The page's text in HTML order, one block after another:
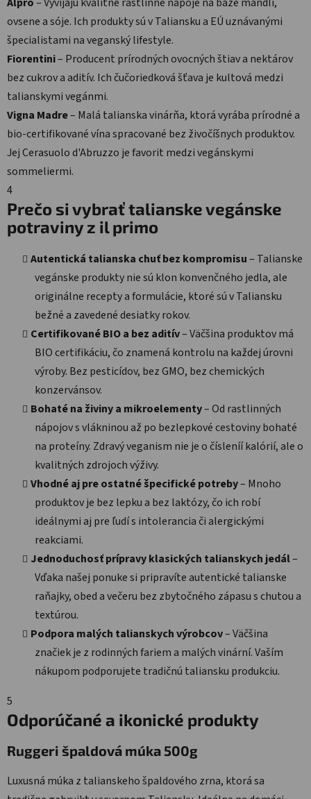
ovsene a sóje. Ich produkty sú v Taliansku a EÚ uznávanými
špecialis­tami na veganský lifestyle.
Fiorentini– Producent prírodných ovocných štiav a nektárov
bez cukrov a aditív. Ich čučoriedková šťava je kultová medzi
talianskymi vegánmi.
Vigna Madre– Malá talianska vinárňa, ktorá vyrába prírodné a
bio-certifikované vína spracované bez živočíšnych produktov.
Jej Cerasuolo d'Abruzzo je favorit medzi vegánskymi
sommeliermi.
4
Prečo si vybrať talianske vegánske
potraviny z il primo
Autentická talianska chuť bez kompromisu– Talianske
vegánske produkty nie sú klon konvenčného jedla, ale
originálne recepty a formulácie, ktoré sú v Taliansku
bežné a zavedené desiatky rokov.
Certifikované BIO a bez aditív– Väčšina produktov má
BIO certifikáciu, čo znamená kontrolu na každej úrovni
výroby. Bez pesticídov, bez GMO, bez chemických
konzervánsov.
Bohaté na živiny a mikroelementy– Od rastlinných
nápojov s vlákninou až po bezlepkové cestoviny bohaté
na proteíny. Zdravý veganism nie je o čísleníí kalórií, ale o
kvalitných zdrojoch výživy.
Vhodné aj pre ostatné špecifické potreby– Mnoho
produktov je bez lepku a bez laktózy, čo ich robí
ideálnymi aj pre ľudí s intolerancia či alergickými
reakciami.
Jednoduchosť prípravy klasických talianskych jedál–
Vďaka našej ponuke si pripravíte autentické talianske
raňajky, obed a večeru bez zbytočného zápasu s chutou a
textúrou.
Podpora malých talianskych výrobcov– Väčšina
značiek je z rodinných fariem a malých vinární. Vaším
nákupom podporujete tradičnú taliansku produkciu.
5
Odporúčané a ikonické produkty
Ruggeri špaldová múka 500g
Luxusná múka z talianskeho špaldového zrna, ktorá sa